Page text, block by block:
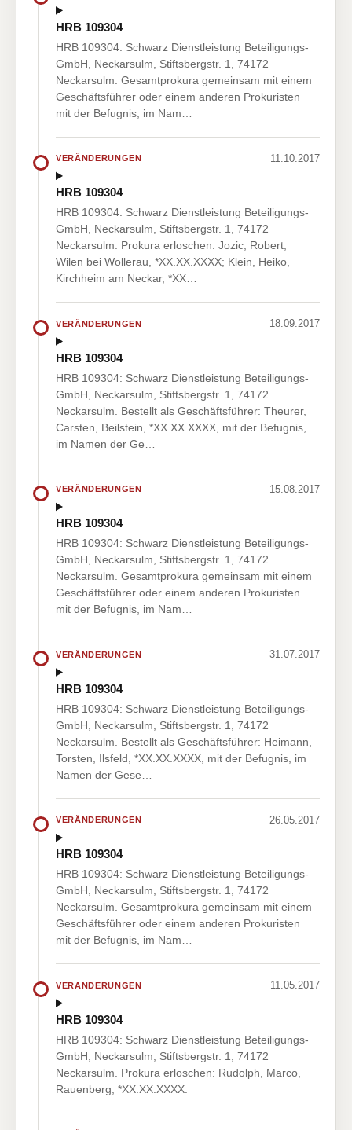
HRB 109304
HRB 109304: Schwarz Dienstleistung Beteiligungs-
GmbH, Neckarsulm, Stiftsbergstr. 1, 74172
Neckarsulm. Gesamtprokura gemeinsam mit einem
Geschäftsführer oder einem anderen Prokuristen
mit der Befugnis, im Nam…
VERÄNDERUNGEN 11.10.2017
HRB 109304
HRB 109304: Schwarz Dienstleistung Beteiligungs-
GmbH, Neckarsulm, Stiftsbergstr. 1, 74172
Neckarsulm. Prokura erloschen: Jozic, Robert,
Wilen bei Wollerau, *XX.XX.XXXX; Klein, Heiko,
Kirchheim am Neckar, *XX…
VERÄNDERUNGEN 18.09.2017
HRB 109304
HRB 109304: Schwarz Dienstleistung Beteiligungs-
GmbH, Neckarsulm, Stiftsbergstr. 1, 74172
Neckarsulm. Bestellt als Geschäftsführer: Theurer,
Carsten, Beilstein, *XX.XX.XXXX, mit der Befugnis,
im Namen der Ge…
VERÄNDERUNGEN 15.08.2017
HRB 109304
HRB 109304: Schwarz Dienstleistung Beteiligungs-
GmbH, Neckarsulm, Stiftsbergstr. 1, 74172
Neckarsulm. Gesamtprokura gemeinsam mit einem
Geschäftsführer oder einem anderen Prokuristen
mit der Befugnis, im Nam…
VERÄNDERUNGEN 31.07.2017
HRB 109304
HRB 109304: Schwarz Dienstleistung Beteiligungs-
GmbH, Neckarsulm, Stiftsbergstr. 1, 74172
Neckarsulm. Bestellt als Geschäftsführer: Heimann,
Torsten, Ilsfeld, *XX.XX.XXXX, mit der Befugnis, im
Namen der Gese…
VERÄNDERUNGEN 26.05.2017
HRB 109304
HRB 109304: Schwarz Dienstleistung Beteiligungs-
GmbH, Neckarsulm, Stiftsbergstr. 1, 74172
Neckarsulm. Gesamtprokura gemeinsam mit einem
Geschäftsführer oder einem anderen Prokuristen
mit der Befugnis, im Nam…
VERÄNDERUNGEN 11.05.2017
HRB 109304
HRB 109304: Schwarz Dienstleistung Beteiligungs-
GmbH, Neckarsulm, Stiftsbergstr. 1, 74172
Neckarsulm. Prokura erloschen: Rudolph, Marco,
Rauenberg, *XX.XX.XXXX.